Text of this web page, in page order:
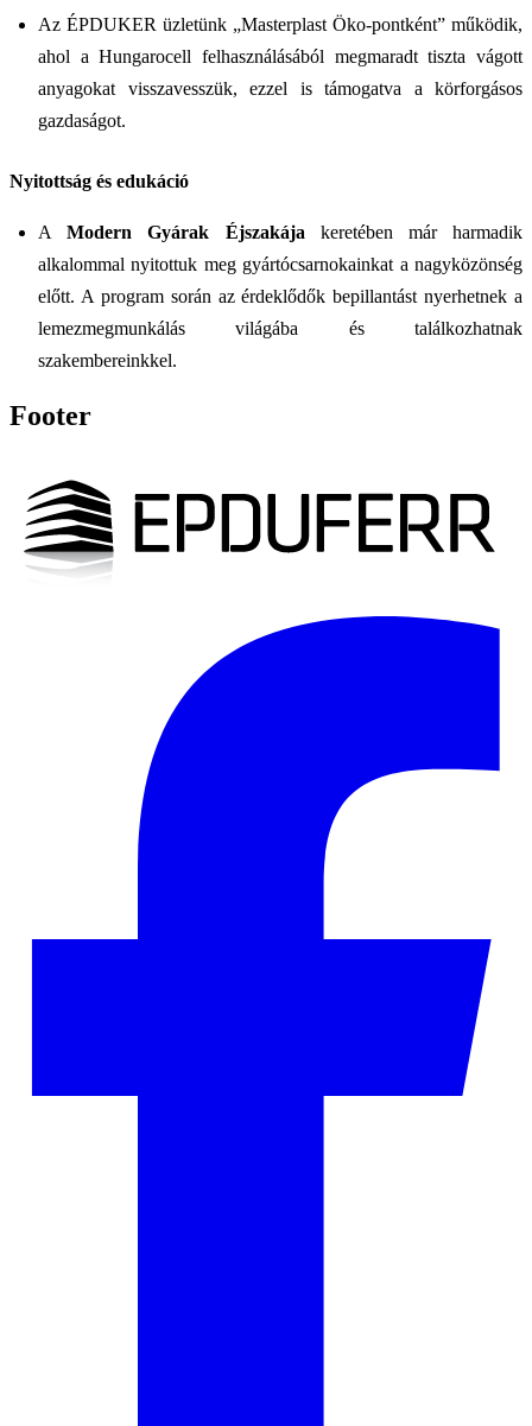
Az ÉPDUKER üzletünk „Masterplast Öko-pontként” működik,
ahol a Hungarocell felhasználásából megmaradt tiszta vágott
anyagokat visszavesszük, ezzel is támogatva a körforgásos
gazdaságot.
Nyitottság és edukáció
AModern Gyárak Éjszakája keretében már harmadik
alkalommal nyitottuk meg gyártócsarnokainkat a nagyközönség
előtt. A program során az érdeklődők bepillantást nyerhetnek a
lemezmegmunkálás világába és találkozhatnak
szakembereinkkel.
Footer